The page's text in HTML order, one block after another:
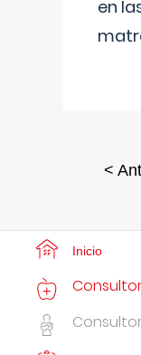
en
<
Inicio